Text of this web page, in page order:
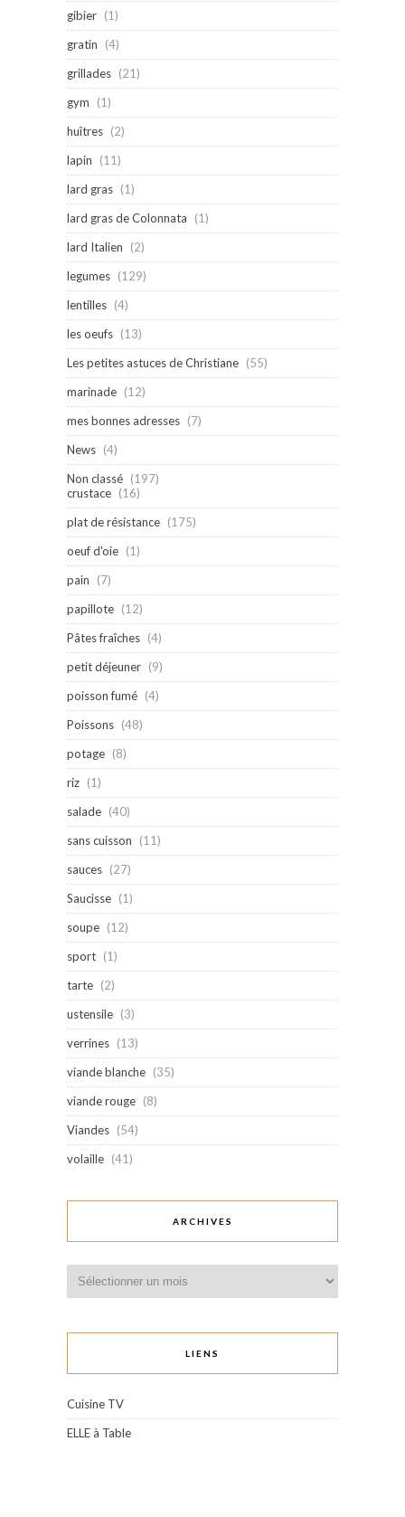
gibier (1)
gratin
(4)
grillades (21)
gym
(1)
huîtres (2)
lapin
(11)
lard gras (1)
lard gras de Colonnata
(1)
lard Italien
(2)
legumes (129)
lentilles (4)
les oeufs (13)
Les petites astuces de Christiane (55)
marinade (12)
mes bonnes adresses (7)
News (4)
Non classé (197)
crustace (16)
plat de résistance (175)
oeuf d'oie (1)
pain
(7)
papillote (12)
Pâtes fraîches (4)
petit déjeuner (9)
poisson fumé (4)
Poissons (48)
potage (8)
riz (1)
salade (40)
sans cuisson
(11)
sauces (27)
Saucisse (1)
soupe (12)
sport (1)
tarte (2)
ustensile (3)
verrines (13)
viande blanche (35)
viande rouge (8)
Viandes (54)
volaille (41)
ARCHIVES
LIENS
Cuisine TV
ELLE à Table